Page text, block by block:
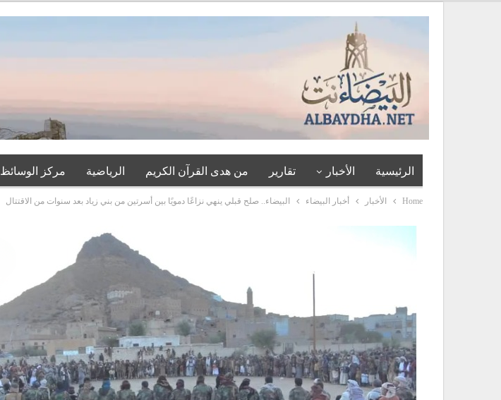
الرئيسية الأخبار تقارير من هدى القرآن الكريم الرياضية مركز الوسائظ
Home الأخبار أخبار البيضاء البيضاء.. صلح قبلي ينهي نزاعًا دمويًا بين أسرتين من بني زياد بعد سنوات من الاقتتال